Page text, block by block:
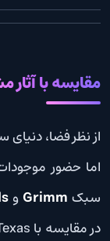
مقایسه با آثار
از نظر فضا،
اما حضور
سبک Grimm و
در مقایسه با